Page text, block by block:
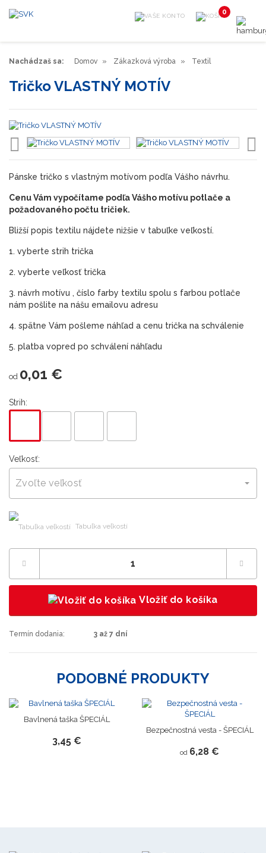
Nachádzaš sa: Domov Zákazková výroba Textil
Tričko VLASTNÝ MOTÍV
Pánske tričko s vlastným motívom podľa Vášho návrhu.
Cenu Vám vypočítame podľa Vášho motívu potlače a
požadovaného počtu tričiek.
Bližší popis textilu nájdete nižšie v tabuľke veľkostí.
1. vyberte strih trička
2. vyberte veľkosť trička
3. návrh motívu , číslo farby textilu spolu s farbou potlače
nám pošlite na nášu emailovu adresu
4. spätne Vám pošleme náhľad a cenu trička na schválenie
5. platba vopred po schválení náhľadu
od 0,01 €
Strih:
Veľkosť:
Zvoľte veľkosť
Tabuľka veľkostí
Vložiť do košíka
Termín dodania: 3 až 7 dní
PODOBNÉ PRODUKTY
Bavlnená taška ŠPECIÁL
3,45 €
Bezpečnostná vesta - ŠPECIÁL
od 6,28 €
0